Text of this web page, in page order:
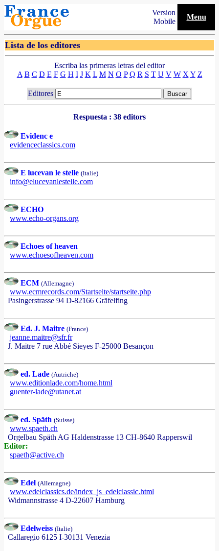
Version
Mobile
Menu
Lista de los editores
Escriba las primeras letras del editor
A B C D E F G H I J K L M N O P Q R S T U V W X Y Z
Editores
Respuesta : 38 editors
Evidenc e
evidenceclassics.com
E lucevan le stelle (Italie)
info@elucevanlestelle.com
ECHO
www.echo-organs.org
Echoes of heaven
www.echoesofheaven.com
ECM (Allemagne)
www.ecmrecords.com/Startseite/startseite.php
Pasingerstrasse 94 D-82166 Gräfelfing
Ed. J. Maitre (France)
jeanne.maitre@sfr.fr
J. Maitre 7 rue Abbé Sieyes F-25000 Besançon
ed. Lade (Autriche)
www.editionlade.com/home.html
guenter-lade@utanet.at
ed. Späth (Suisse)
www.spaeth.ch
Orgelbau Späth AG Haldenstrasse 13 CH-8640 Rapperswil
Editor:
spaeth@active.ch
Edel (Allemagne)
www.edelclassics.de/index_js_edelclassic.html
Widmannstrasse 4 D-22607 Hamburg
Edelweiss (Italie)
Callaregio 6125 I-30131 Venezia